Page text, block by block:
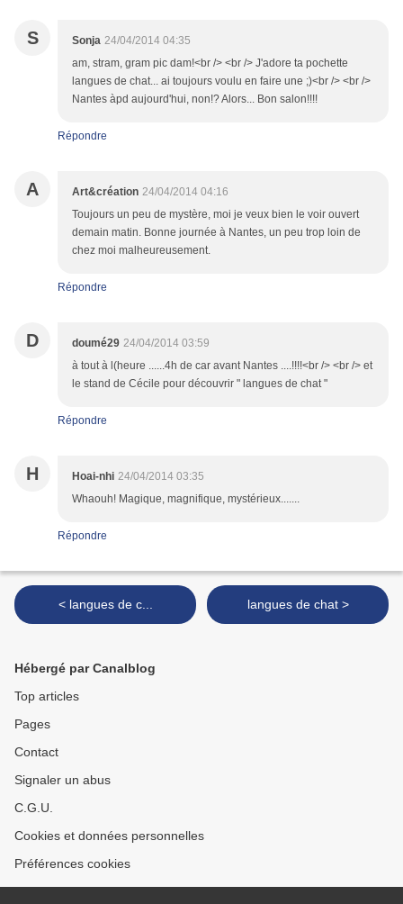
S Sonja 24/04/2014 04:35
am, stram, gram pic dam!<br /> <br /> J'adore ta pochette
langues de chat... ai toujours voulu en faire une ;)<br /> <br />
Nantes àpd aujourd'hui, non!? Alors... Bon salon!!!!
Répondre
A Art&création 24/04/2014 04:16
Toujours un peu de mystère, moi je veux bien le voir ouvert
demain matin. Bonne journée à Nantes, un peu trop loin de
chez moi malheureusement.
Répondre
D doumé29 24/04/2014 03:59
à tout à l(heure ......4h de car avant Nantes ....!!!!<br /> <br /> et
le stand de Cécile pour découvrir " langues de chat "
Répondre
H Hoai-nhi 24/04/2014 03:35
Whaouh! Magique, magnifique, mystérieux.......
Répondre
< langues de c... langues de chat >
Hébergé par Canalblog
Top articles
Pages
Contact
Signaler un abus
C.G.U.
Cookies et données personnelles
Préférences cookies